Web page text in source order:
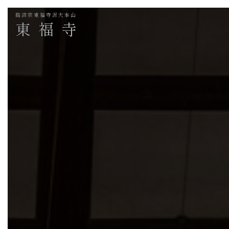
臨済宗東福寺派大本山
東福寺